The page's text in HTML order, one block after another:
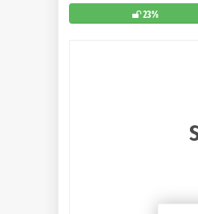
23%